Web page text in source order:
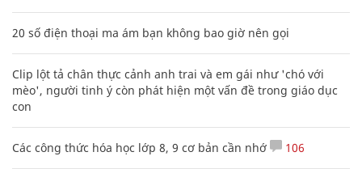
20 số điện thoại ma ám bạn không bao giờ nên gọi
Clip lột tả chân thực cảnh anh trai và em gái như 'chó với
mèo', người tinh ý còn phát hiện một vấn đề trong giáo dục
con
Các công thức hóa học lớp 8, 9 cơ bản cần nhớ 106